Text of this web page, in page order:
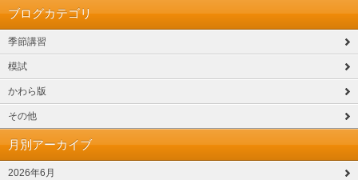
ブログカテゴリ
季節講習
模試
かわら版
その他
月別アーカイブ
2026年6月